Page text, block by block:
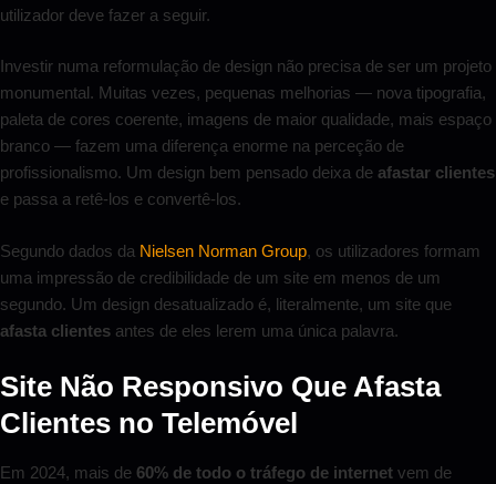
utilizador deve fazer a seguir.
Investir numa reformulação de design não precisa de ser um projeto
monumental. Muitas vezes, pequenas melhorias — nova tipografia,
paleta de cores coerente, imagens de maior qualidade, mais espaço
branco — fazem uma diferença enorme na perceção de
profissionalismo. Um design bem pensado deixa de afastar clientes
e passa a retê-los e convertê-los.
Segundo dados da Nielsen Norman Group, os utilizadores formam
uma impressão de credibilidade de um site em menos de um
segundo. Um design desatualizado é, literalmente, um site que
afasta clientes antes de eles lerem uma única palavra.
Site Não Responsivo Que Afasta
Clientes no Telemóvel
Em 2024, mais de 60% de todo o tráfego de internet vem de